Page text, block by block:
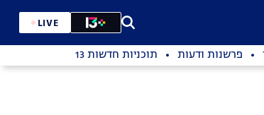
LIVE
פרשנות ודעות תוכניות חדשות 13